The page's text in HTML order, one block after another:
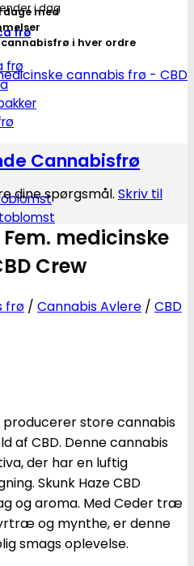
frø
frø
Cannabisfrø
i dag
med
i hver ordre
dine spørgsmål. Skriv til
Fem. medicinske
Crew
frø / Cannabis Avlere / CBD
producerer store cannabis
af CBD. Denne cannabis
der har en luftig
Skunk Haze CBD
og aroma. Med Ceder træ
og mynthe, er denne
smags oplevelse.